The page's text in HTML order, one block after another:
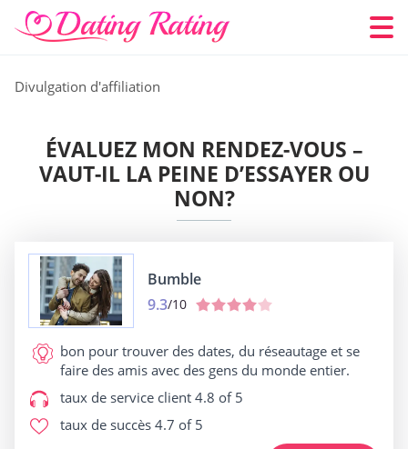
Divulgation d'affiliation
ÉVALUEZ MON RENDEZ-VOUS –
VAUT-IL LA PEINE D’ESSAYER OU
NON?
Bumble
9.3/10
bon pour trouver des dates, du réseautage et se
faire des amis avec des gens du monde entier.
taux de service client 4.8 of 5
taux de succès 4.7 of 5